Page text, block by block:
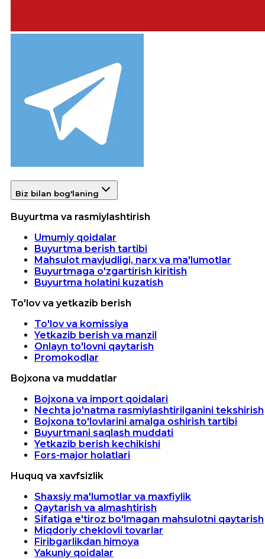
Biz bilan bog'laning
Buyurtma va rasmiylashtirish
Umumiy qoidalar
Buyurtma berish tartibi
Mahsulot mavjudligi, narx va ma'lumotlar
Buyurtmaga o'zgartirish kiritish
Buyurtma holatini kuzatish
To'lov va yetkazib berish
To'lov va komissiya
Yetkazib berish va manzil
Onlayn to'lovni qaytarish
Promokodlar
Bojxona va muddatlar
Bojxona va import qoidalari
Nechta jo'natma rasmiylashtirilganini tekshirish
Bojxona to'lovlarini amalga oshirish tartibi
Buyurtmani saqlash muddati
Yetkazib berish kechikishi
Fors-major holatlari
Huquq va xavfsizlik
Shaxsiy ma'lumotlar va maxfiylik
Qaytarish va almashtirish
Sifatiga e'tiroz bo'lmagan mahsulotni qaytarish
Miqdoriy cheklovli tovarlar
Firibgarlikdan himoya
Yakuniy qoidalar